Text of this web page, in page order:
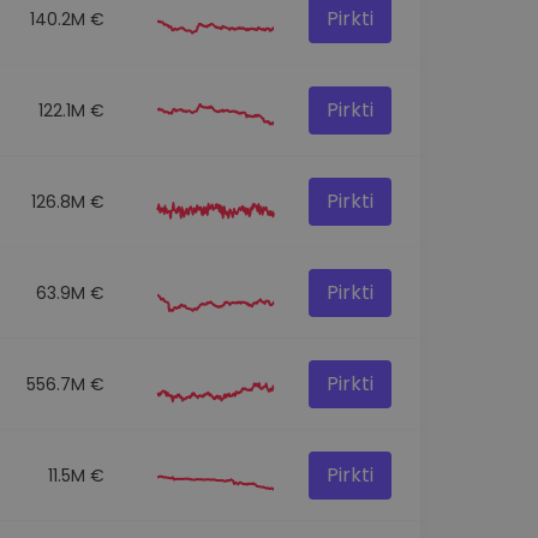
140.2M € Pirkti
122.1M € Pirkti
126.8M € Pirkti
63.9M € Pirkti
556.7M € Pirkti
11.5M € Pirkti